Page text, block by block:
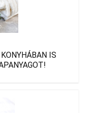
IS